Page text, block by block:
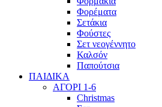
Φορέματα
Σετάκια
Φούστες
Σετ νεογέννητο
Καλσόν
Παπούτσια
ΠΑΙΔΙΚΑ
ΑΓΟΡΙ 1-6
Christmas